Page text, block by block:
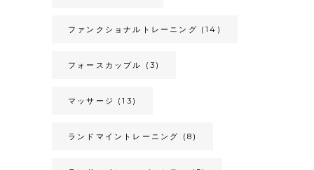
ファンクショナルトレーニング (14)
フォースカップル (3)
マッサージ (13)
ランドマイントレーニング (8)